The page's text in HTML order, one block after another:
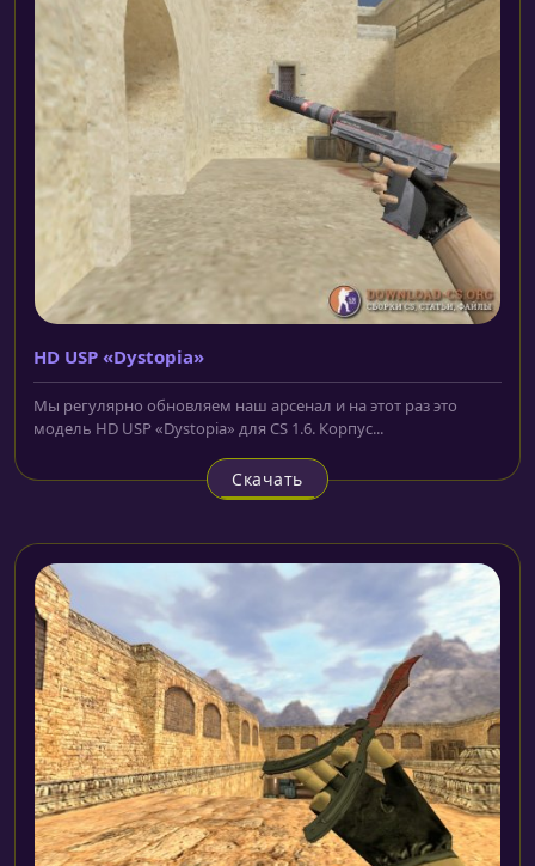
HD USP «Dystopia»
Мы регулярно обновляем наш арсенал и на этот раз это
модель HD USP «Dystopia» для CS 1.6. Корпус...
Скачать